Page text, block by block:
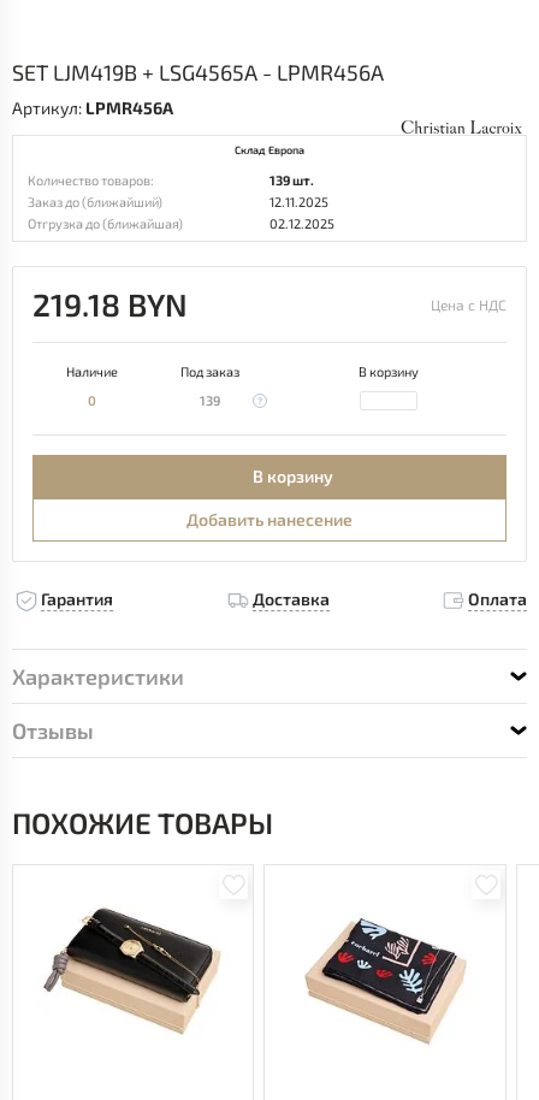
SET LJM419B + LSG4565A - LPMR456A
Артикул: LPMR456A
Склад Европа
Количество товаров:
139 шт.
Заказ до (ближайший)
12.11.2025
Отгрузка до (ближайшая)
02.12.2025
219.18 BYN Цена с НДС
Наличие Под заказ
В корзину
0
139
В корзину
Добавить нанесение
Гарантия Доставка Оплата
Характеристики
Отзывы
ПОХОЖИЕ ТОВАРЫ